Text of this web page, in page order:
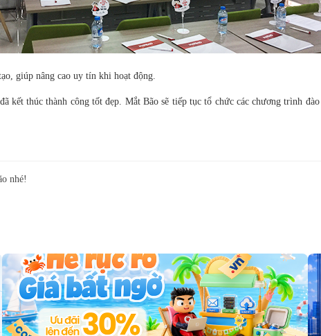
giúp nâng cao uy tín khi hoạt động.
thúc thành công tốt đẹp. Mắt Bão sẽ tiếp tục tổ chức các chương trình
nhé!